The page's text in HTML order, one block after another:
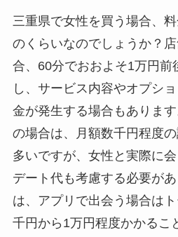
三重県で女性を買う場合、
のくらいなのでしょうか？
合、60分でおおよそ1万円前
し、サービス内容やオプシ
金が発生する場合もありま
の場合は、月額数千円程度
多いですが、女性と実際に
デート代も考慮する必要が
は、アプリで出会う場合は
千円から1万円程度かかるこ